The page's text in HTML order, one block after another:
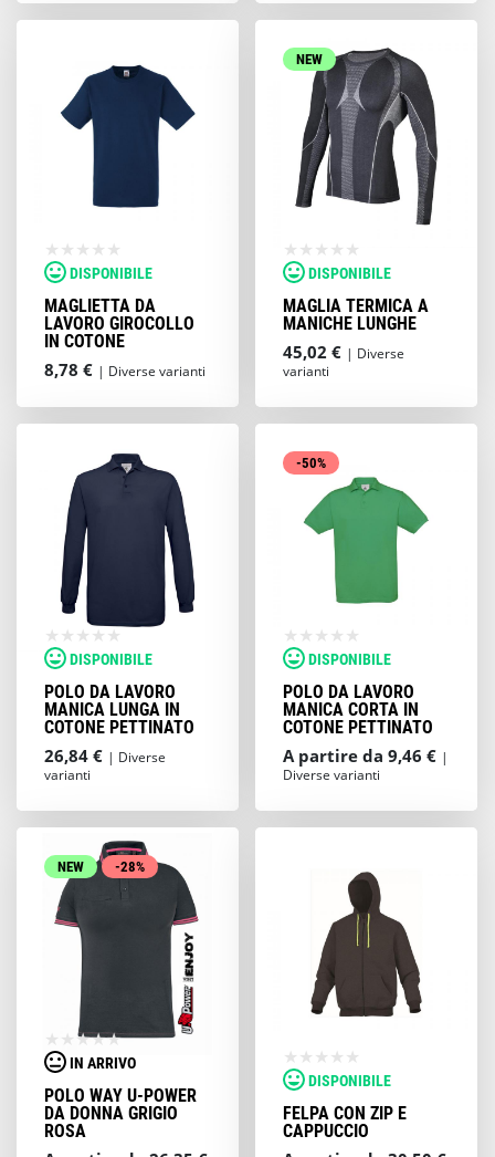
DISPONIBILE
MAGLIETTA DA
LAVORO GIROCOLLO
IN COTONE
8,78 € | Diverse varianti
NEW
DISPONIBILE
MAGLIA TERMICA A
MANICHE LUNGHE
45,02 € | Diverse
varianti
DISPONIBILE
POLO DA LAVORO
MANICA LUNGA IN
COTONE PETTINATO
26,84 € | Diverse
varianti
-50%
DISPONIBILE
POLO DA LAVORO
MANICA CORTA IN
COTONE PETTINATO
A partire da 9,46 € |
Diverse varianti
NEW -28%
IN ARRIVO
POLO WAY U-POWER
DA DONNA GRIGIO
ROSA
DISPONIBILE
FELPA CON ZIP E
CAPPUCCIO